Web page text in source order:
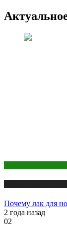
Почему лак для
2 года назад
02